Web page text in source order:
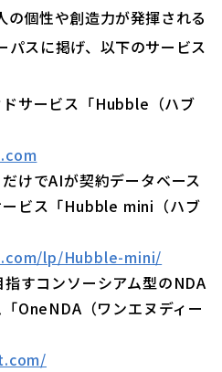
の個性や創造力が発揮される
パスに掲げ、以下のサービス
サービス「Hubble（ハブ
けでAIが契約データベース
ビス「Hubble mini（ハブ
lp/Hubble-mini/
すコンソーシアム型のNDA
OneNDA（ワンエヌディー